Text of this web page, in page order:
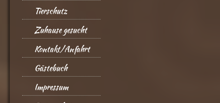
Tierschutz
Zuhause gesucht
Kontakt/Anfahrt
Gästebuch
Impressum